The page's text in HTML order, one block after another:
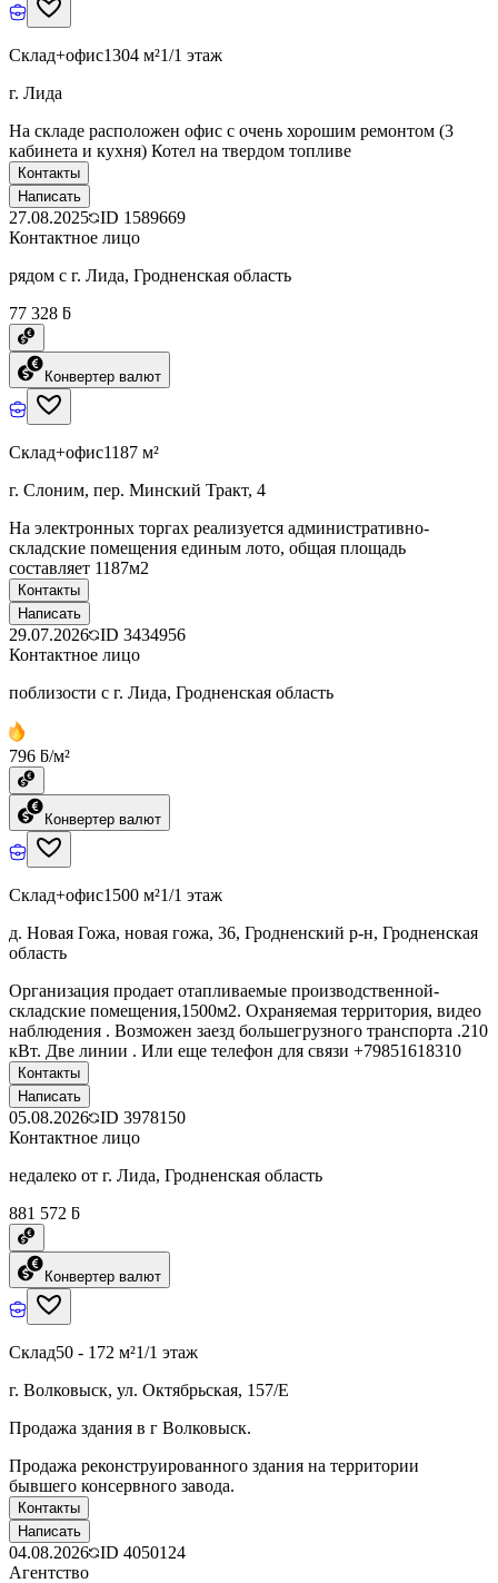
Склад+офис1304 м²1/1 этаж
г. Лида
На складе расположен офис с очень хорошим ремонтом (3
кабинета и кухня) Котел на твердом топливе
Контакты
Написать
27.08.2025 ID 1589669
Контактное лицо
рядом с г. Лида, Гродненская область
77 328 ƃ
Конвертер валют
Склад+офис1187 м²
г. Слоним, пер. Минский Тракт, 4
На электронных торгах реализуется административно-
складские помещения единым лото, общая площадь
составляет 1187м2
Контакты
Написать
29.07.2026 ID 3434956
Контактное лицо
поблизости с г. Лида, Гродненская область
796 ƃ/м²
Конвертер валют
Склад+офис1500 м²1/1 этаж
д. Новая Гожа, новая гожа, 36, Гродненский р-н, Гродненская
область
Организация продает отапливаемые производственной-
складские помещения,1500м2. Охраняемая территория, видео
наблюдения . Возможен заезд большегрузного транспорта .210
кВт. Две линии . Или еще телефон для связи +79851618310
Контакты
Написать
05.08.2026 ID 3978150
Контактное лицо
недалеко от г. Лида, Гродненская область
881 572 ƃ
Конвертер валют
Склад50 - 172 м²1/1 этаж
г. Волковыск, ул. Октябрьская, 157/Е
Продажа здания в г Волковыск.
Продажа реконструированного здания на территории
бывшего консервного завода.
Контакты
Написать
04.08.2026 ID 4050124
Агентство